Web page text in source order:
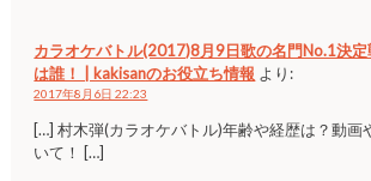
カラオケバトル(2017)8月9日歌の名門No.1決
は誰！ | kakisanのお役立ち情報 より:
2017年8月6日 22:23
[…] 村木弾(カラオケバトル)年齢や経歴は？動画
いて！ […]